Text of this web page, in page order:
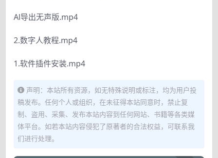
Al导出无声版.mp4
2.数字人教程.mp4
1.软件插件安装.mp4
声明：本站所有资源，如无特殊说明或标注，均为用户投
稿发布。任何个人或组织，在未征得本站同意时，禁止复
制、盗用、采集、发布本站内容到任何网站、书籍等各类媒
体平台。如若本站内容侵犯了原著者的合法权益，可联系我
们进行处理。